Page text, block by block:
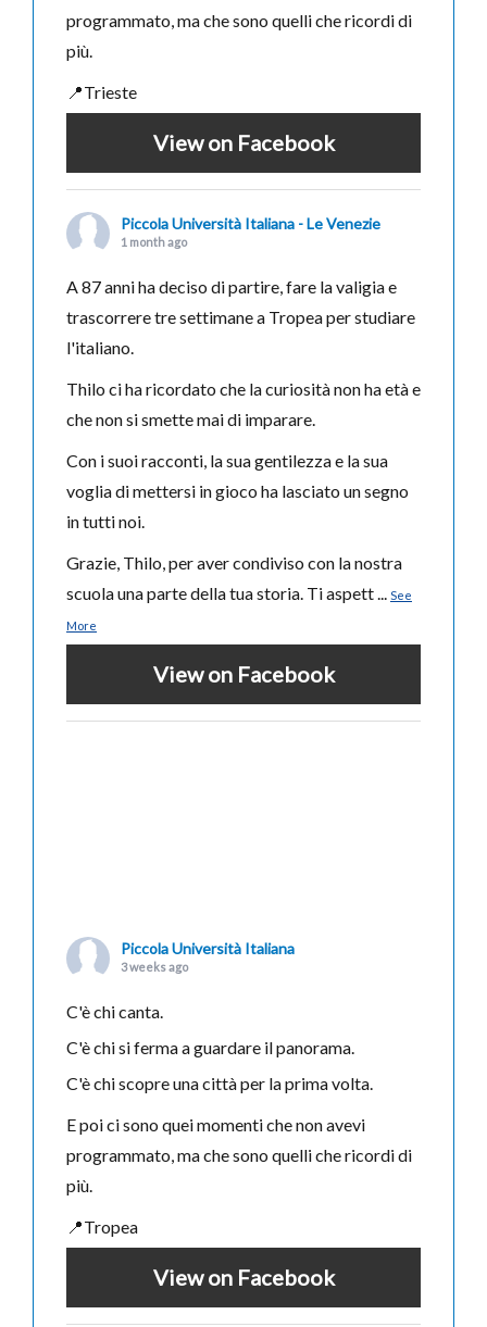
programmato, ma che sono quelli che ricordi di
più.
📍Trieste
View on Facebook
Piccola Università Italiana - Le Venezie
1 month ago
A 87 anni ha deciso di partire, fare la valigia e
trascorrere tre settimane a Tropea per studiare
l'italiano.
Thilo ci ha ricordato che la curiosità non ha età e
che non si smette mai di imparare.
Con i suoi racconti, la sua gentilezza e la sua
voglia di mettersi in gioco ha lasciato un segno
in tutti noi.
Grazie, Thilo, per aver condiviso con la nostra
scuola una parte della tua storia. Ti aspett... See
More
View on Facebook
Piccola Università Italiana
3 weeks ago
C'è chi canta.
C'è chi si ferma a guardare il panorama.
C'è chi scopre una città per la prima volta.
E poi ci sono quei momenti che non avevi
programmato, ma che sono quelli che ricordi di
più.
📍Tropea
View on Facebook